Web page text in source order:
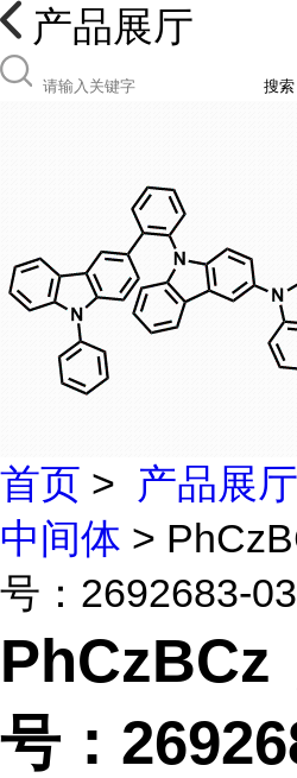
产品展厅
搜索
首页 > 产品展厅
中间体 >
号：2692683-
PhCzBCz
号：